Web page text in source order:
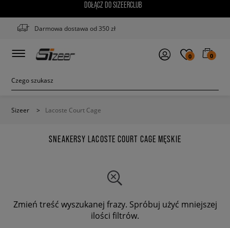
DOŁĄCZ DO SIZEERCLUB
Darmowa dostawa od 350 zł
0 0
Sizeer > Lacoste Court Cage
SNEAKERSY LACOSTE COURT CAGE MĘSKIE
Zmień treść wyszukanej frazy. Spróbuj użyć mniejszej
ilości filtrów.